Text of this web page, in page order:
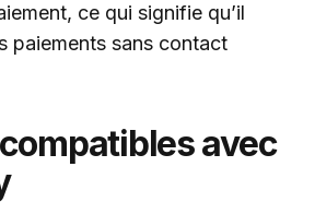
ce qui signifie qu’il
paiements sans contact
avec